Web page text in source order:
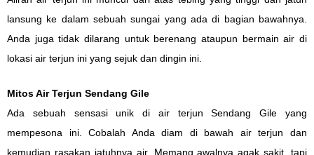
lansung ke dalam sebuahsungai yang ada di bagian bawahnya.
Anda juga tidak dilarang untuk berenang ataupun bermain air di
lokasi air terjun ini yang sejuk dan dingin ini.
Mitos Air Terjun Sendang Gile
Ada sebuah sensasi unik di air terjun Sendang Gileyang
mempesona ini. Cobalah Anda diam di bawah air terjun dan
kemudian rasakan jatuhnya air. Memangawalnya agaksakit, tapi